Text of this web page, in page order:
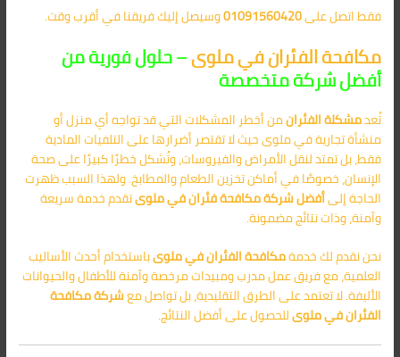
فقط اتصل على01091560420وسيصل إليك فريقنا في أقرب وقت.
مكافحة الفئران في ملوى– حلول فورية من
أفضل شركة متخصصة
تُعدمشكلة الفئرانمن أخطر المشكلات التي قد تواجه أي منزل أو
منشأة تجارية في ملوى حيث لا تقتصر أضرارها على التلفيات المادية
فقط، بل تمتد لنقل الأمراض والفيروسات، وتُشكل خطرًا كبيرًا على صحة
الإنسان، خصوصًا في أماكن تخزين الطعام والمطابخ. ولهذا السبب ظهرت
الحاجة إلىأفضل شركة مكافحة فئران في ملوىتقدم خدمة سريعة
وآمنة، وذات نتائج مضمونة.
نحن نقدم لك خدمةمكافحة الفئران في ملوىباستخدام أحدث الأساليب
العلمية، مع فريق عمل مدرب ومبيدات مرخصة وآمنة للأطفال والحيوانات
الأليفة. لا تعتمد على الطرق التقليدية، بل تواصل معشركة مكافحة
الفئران في ملوىللحصول على أفضل النتائج.